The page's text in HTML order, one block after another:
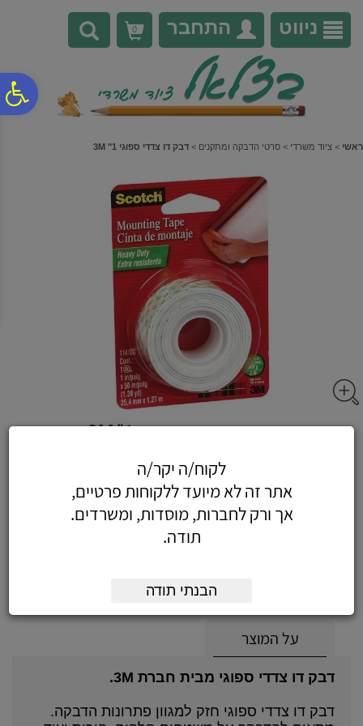
נגישות
אתר
המרכזי
ניווט התחבר 0
ראשי > ציוד משרדי > סרטי הדבקה ומתקנים > דבק דו צדדי ספוגי 1" 3M
דבק דו צדדי ספוגי 1" 3M
כולל מע"מ
הזמן עכשיו
על המוצר
דבק דו צדדי ספוגי מבית חברת 3M.
דבק דו צדדי ספוגי חזק למגוון פתרונות הדבקה.
לקוח/ה יקר/ה
אתר זה לא מיועד ללקוחות פרטיים,
אך ורק לחברות, מוסדות, ומשרדים.
תודה.
הבנתי תודה